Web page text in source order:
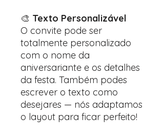
🎨 Texto Personalizável
O convite pode ser
totalmente personalizado
com o nome da
aniversariante e os detalhes
da festa. Também podes
escrever o texto como
desejares — nós adaptamos
o layout para ficar perfeito!